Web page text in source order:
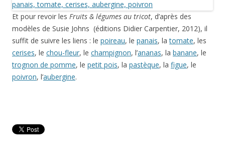
Et pour revoir les Fruits & légumes au tricot, d’après des
modèles de Susie Johns (éditions Didier Carpentier, 2012), il
suffit de suivre les liens : le poireau, le panais, latomate, les
cerises, le chou-fleur, le champignon, l’ananas, la banane, le
trognon de pomme, le petit pois, la pastèque, la figue, le
poivron, l’aubergine.